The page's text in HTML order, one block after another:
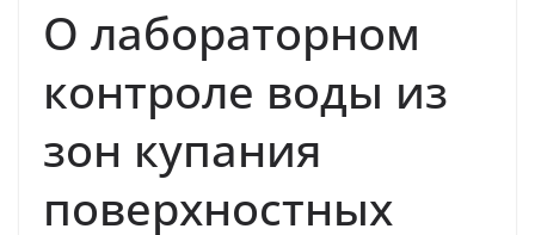
О лабораторном
контроле воды из
зон купания
поверхностных